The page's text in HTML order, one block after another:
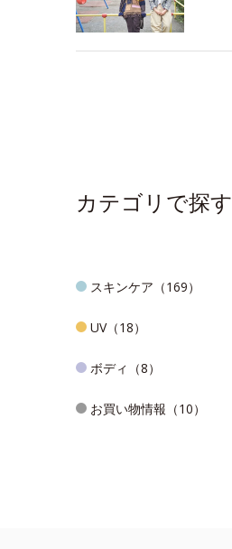
カテゴリで探す
スキンケア（169）
UV（18）
ボディ（8）
お買い物情報（10）